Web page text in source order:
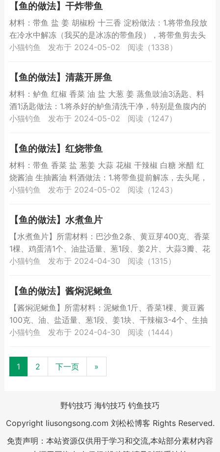
【鱼的做法】干炸带鱼
材料：带鱼 盐 姜 胡椒粉 十三香 淀粉做法：1.将带鱼段放
在冷水中解冻（我买的是冰冻的带鱼段），将带鱼剪去头
尾，摘去内脏，鱼腹内的一层黑膜一定要去除掉，那个
小猫钓鱼 发布于 2024-05-02 阅读（1338）
【鱼的做法】清蒸开屏鱼
材料：鲈鱼 红椒 香菜 油 盐 大葱 姜 蒸鱼豉油3汤匙、料
酒1汤匙做法：1.将杀好的鲈鱼清洗干净，特别是鱼腹内的
黑膜，一定要刮干净，撒上少许胡椒粉，轻拍少许料...
小猫钓鱼 发布于 2024-05-02 阅读（1247）
【鱼的做法】红烧带鱼
材料：带鱼 香菜 盐 葱姜 大蒜 花椒 干辣椒 白糖 米醋 红
烧酱油 生抽酱油 料酒做法：1.将带鱼提前解冻，去头尾，
去内脏，刀切成段，将鱼腹内一层黑膜去除干净...
小猫钓鱼 发布于 2024-05-02 阅读（1243）
【鱼的做法】水煮鱼片
【水煮鱼片】所需材料：巴沙鱼2条、黄豆芽400克、香菜
1棵、鸡蛋清1个、油盐适量、葱1段、姜2片、大蒜3瓣、花
椒1/2汤匙、郫县豆瓣酱2汤匙、酱油1汤匙、料酒1...
小猫钓鱼 发布于 2024-04-30 阅读（1315）
【鱼的做法】酱焖泥鳅鱼
【酱焖泥鳅鱼】所需材料：泥鳅鱼1斤、香菜1棵、黄豆酱
100克、油、盐适量、葱1段、姜1块、干辣椒3-4个、生抽
1汤匙、红烧酱油半汤匙、料酒1汤匙、白糖半汤匙、1...
小猫钓鱼 发布于 2024-04-30 阅读（1444）
1 2 下一页 »
野钓技巧 海钓技巧 钓鱼技巧
Copyright liusongsong.com 刘松松博客 Rights Reserved.
免责声明：本站资源仅供用于学习和交流,本站部分素材内容